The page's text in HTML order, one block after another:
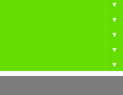
▼
▼
▼
▼
▼